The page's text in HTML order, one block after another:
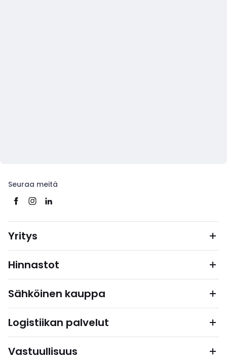
Seuraa meitä
Yritys
Hinnastot
Sähköinen kauppa
Logistiikan palvelut
Vastuullisuus